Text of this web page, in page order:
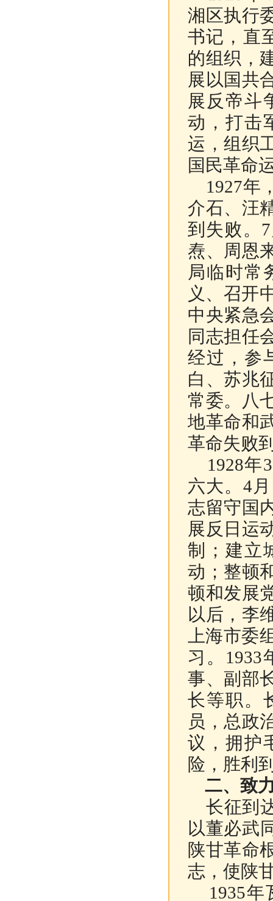
湘区执行
书记，直
的组织，
展以国共
展反帝斗
动，打击
运，组织
国民革命
1927年
介石、汪
到失败。
焘、周恩
局临时常
义、召开
中央紧急
同志担任
经过，参
白、苏兆
常委。八
地革命和
革命失败
1928年3
六大。4
志留守国
展反日运
制；建立
动；整顿
顿和发展
以后，李
上海市委
习。1933
事、副部
长等职。
员，总政
议，拥护
险，胜利
二、致
长征到
以董必武
陕甘革命
志，使陕
1935年